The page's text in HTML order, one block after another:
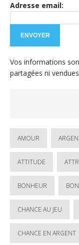
Adresse email:
Vos informations
partagées ni
AMOUR
ATTITUDE
BONHEUR
CHANCE AU JEU
CHANCE EN ARGENT